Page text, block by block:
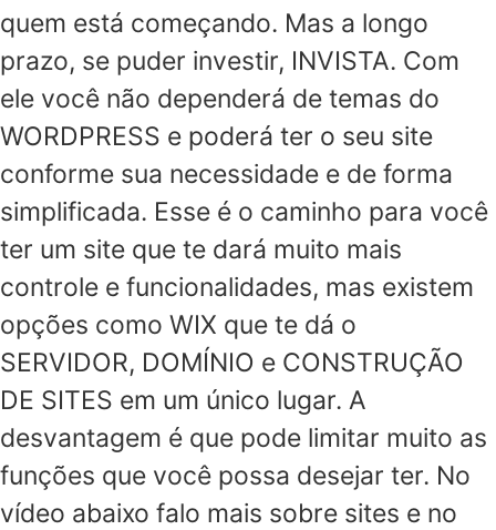
quem está começando. Mas a longo
prazo, se puder investir, INVISTA. Com
ele você não dependerá de temas do
WORDPRESS e poderá ter o seu site
conforme sua necessidade e de forma
simplificada. Esse é o caminho para você
ter um site que te dará muito mais
controle e funcionalidades, mas existem
opções como WIX que te dá o
SERVIDOR, DOMÍNIO e CONSTRUÇÃO
DE SITES em um único lugar. A
desvantagem é que pode limitar muito as
funções que você possa desejar ter. No
vídeo abaixo falo mais sobre sites e no